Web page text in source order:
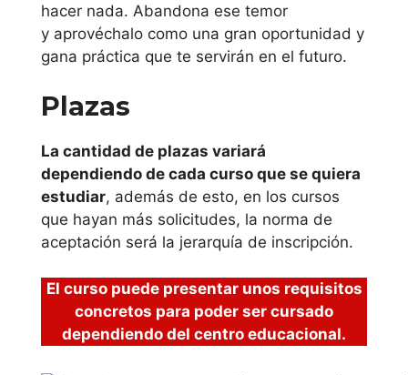
estudiar curso de
cursos gratuitos
para estudiantes
Salamanca
estudiar curso de
cursos gratuitos
para estudiantes
online en
Valladolid
hacer nada. Abandona ese temor
y aprovéchalo como una gran oportunidad y
gana práctica que te servirán en el futuro.
Plazas
La cantidad de plazas variará
dependiendo de cada curso que se quiera
estudiar, además de esto, en los cursos
que hayan más solicitudes, la norma de
aceptación será la jerarquía de inscripción.
El curso puede presentar unos requisitos
concretos para poder ser cursado
dependiendo del centro educacional.